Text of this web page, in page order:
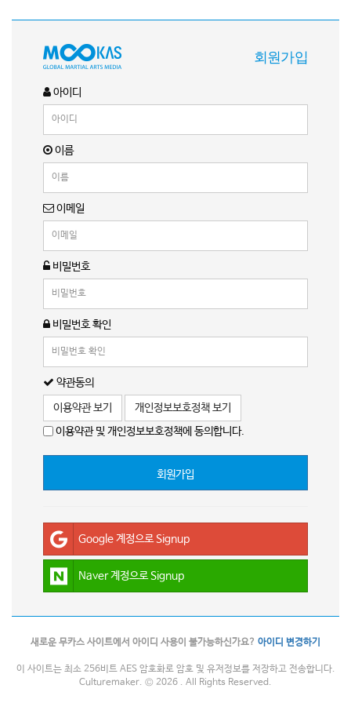
회원가입
아이디
이름
이메일
비밀번호
비밀번호 확인
약관동의
이용약관 보기
개인정보보호정책 보기
이용약관 및 개인정보보호정책에 동의합니다.
회원가입
Google 계정으로 Signup
Naver 계정으로 Signup
새로운 무카스 사이트에서 아이디 사용이 불가능하신가요? 아이디 변경하기
이 사이트는 최소 256비트 AES 암호화로 암호 및 유저정보를 저장하고 전송합니다.
Culturemaker. © 2026 . All Rights Reserved.